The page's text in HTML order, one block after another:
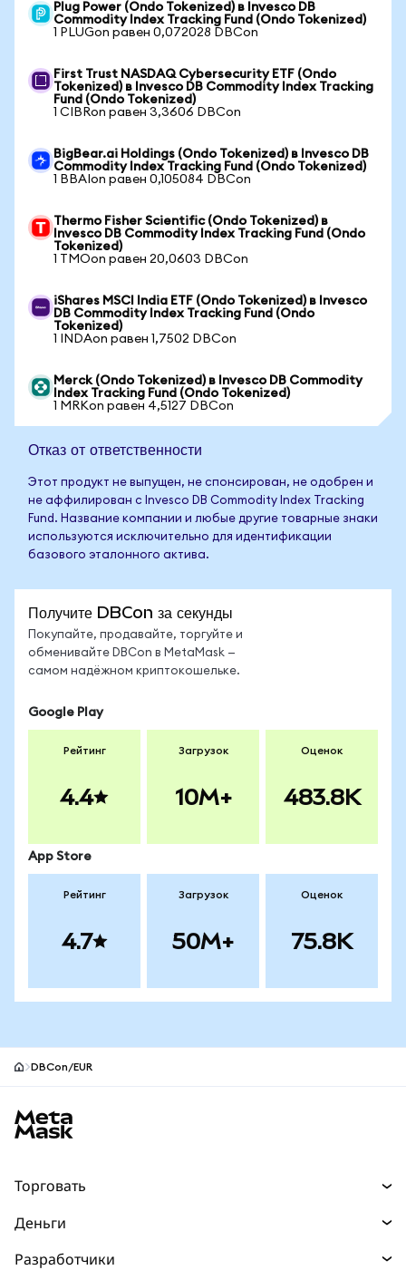
Plug Power (Ondo Tokenized) в Invesco DB
Commodity Index Tracking Fund (Ondo Tokenized)
1 PLUGon равен 0,072028 DBCon
First Trust NASDAQ Cybersecurity ETF (Ondo
Tokenized) в Invesco DB Commodity Index Tracking
Fund (Ondo Tokenized)
1 CIBRon равен 3,3606 DBCon
BigBear.ai Holdings (Ondo Tokenized) в Invesco DB
Commodity Index Tracking Fund (Ondo Tokenized)
1 BBAIon равен 0,105084 DBCon
Thermo Fisher Scientific (Ondo Tokenized) в
Invesco DB Commodity Index Tracking Fund (Ondo
Tokenized)
1 TMOon равен 20,0603 DBCon
iShares MSCI India ETF (Ondo Tokenized) в Invesco
DB Commodity Index Tracking Fund (Ondo
Tokenized)
1 INDAon равен 1,7502 DBCon
Merck (Ondo Tokenized) в Invesco DB Commodity
Index Tracking Fund (Ondo Tokenized)
1 MRKon равен 4,5127 DBCon
Отказ от ответственности
Этот продукт не выпущен, не спонсирован, не одобрен и
не аффилирован с Invesco DB Commodity Index Tracking
Fund. Название компании и любые другие товарные знаки
используются исключительно для идентификации
базового эталонного актива.
Получите DBCon за секунды
Покупайте, продавайте, торгуйте и
обменивайте DBCon в MetaMask —
самом надёжном криптокошельке.
Google Play
Рейтинг
4.4
Загрузок
10M+
Оценок
483.8K
App Store
Рейтинг
4.7
Загрузок
50M+
Оценок
75.8K
DBCon/EUR
Торговать
Деньги
Разработчики